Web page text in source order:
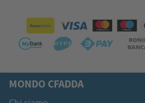
MONDO CFADDA